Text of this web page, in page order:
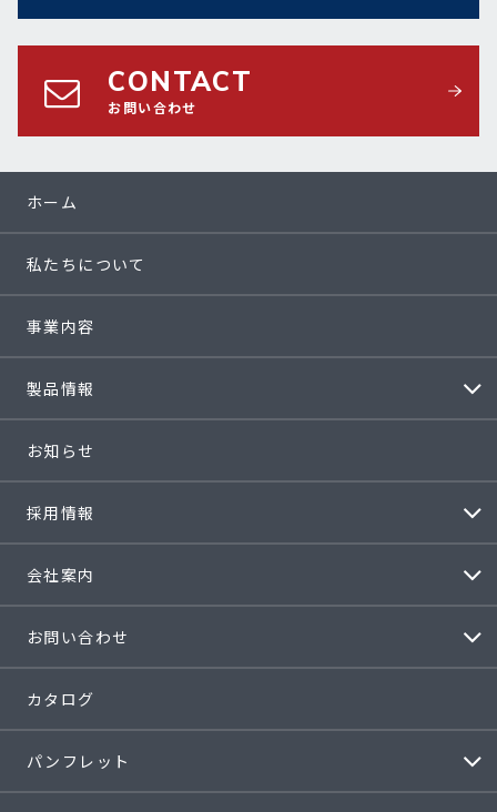
CONTACT
お問い合わせ
ホーム
私たちについて
事業内容
製品情報
お知らせ
採用情報
会社案内
お問い合わせ
カタログ
パンフレット